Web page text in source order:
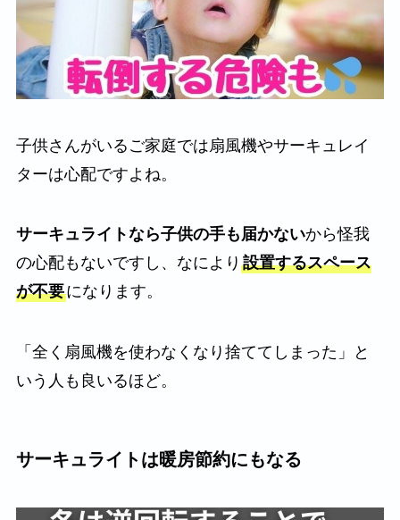
子供さんがいるご家庭では扇風機やサーキュレイ
ターは心配ですよね。
サーキュライトなら子供の手も届かないから怪我
の心配もないですし、なにより 設置するスペース
が不要になります。
「全く扇風機を使わなくなり捨ててしまった」と
いう人も良いるほど。
サーキュライトは暖房節約にもなる